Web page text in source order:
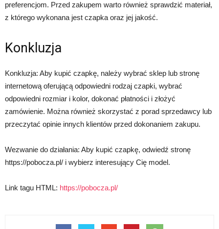
preferencjom. Przed zakupem warto również sprawdzić materiał,
z którego wykonana jest czapka oraz jej jakość.
Konkluzja
Konkluzja: Aby kupić czapkę, należy wybrać sklep lub stronę
internetową oferującą odpowiedni rodzaj czapki, wybrać
odpowiedni rozmiar i kolor, dokonać płatności i złożyć
zamówienie. Można również skorzystać z porad sprzedawcy lub
przeczytać opinie innych klientów przed dokonaniem zakupu.
Wezwanie do działania: Aby kupić czapkę, odwiedź stronę
https://pobocza.pl/ i wybierz interesujący Cię model.
Link tagu HTML: https://pobocza.pl/